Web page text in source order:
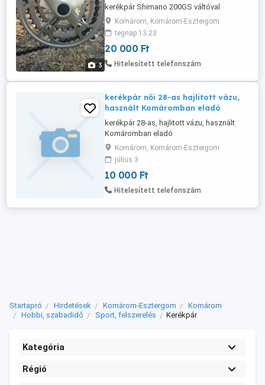
3
kerékpár Shimano 200GS váltóval
mérethiba miatt. Jó állapotban van,
tökéletessen működik. Ára 20 000 ft
komárombol rögtön vihetö.Csak
telefonon érdeklödjön.0670 277-6990.
Komárom, Komárom-Esztergom
tegnap 13:23
20 000 Ft
Hitelesített telefonszám
kerékpár női 28-as hajlitott vázu,
használt Komáromban eladó
kerékpár 28-as, hajlitott vázu, használt
Komáromban eladó
Komárom, Komárom-Esztergom
július 3
10 000 Ft
Hitelesített telefonszám
Startapró Hirdetések Komárom-Esztergom
Komárom
Hobbi, szabadidő
Sport, felszerelés Kerékpár
Kategória
Régió